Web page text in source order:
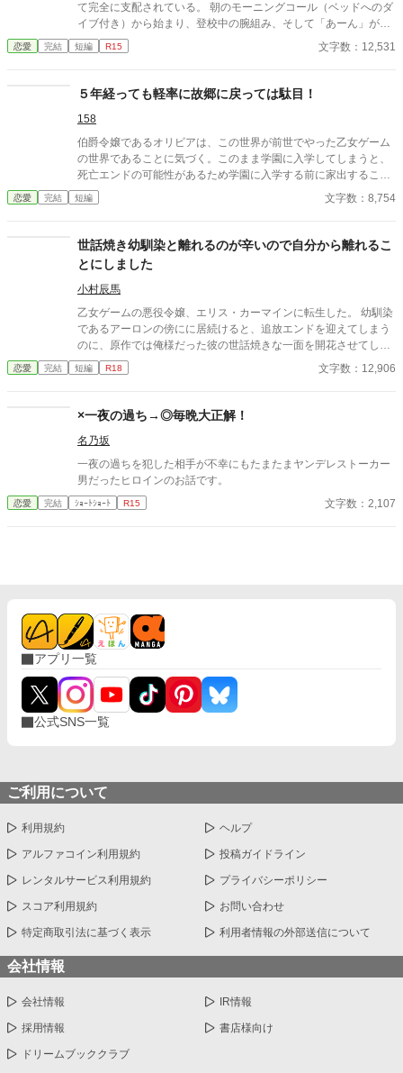
て完全に支配されている。 朝のモーニングコール（ベッドへのダ
イブ付き）から始まり、登校中の腕組み、そして「あーん」が義
務付けられた手作り弁当。誰もが羨むラブラブっぷりだが、悠太
はこれを「家族愛」だと頑なに誤解（無視）している。 「ゆーた
の一途。周囲の冷やかしや、葵を狙う男子生徒のプレッシャーが
る。 この溺愛っぷり、いつまで「家族」で通せるのか？ 甘すぎる
日常が、悠太の鈍感な理性を溶かし尽くす――最初からクライマ
ックスの、超高濃度イチャイチャ・ラブコメ、開幕！
恋愛 完結 短編 R15 文字数：12,531
５年経っても軽率に故郷に戻っては駄目！
158
伯爵令嬢であるオリビアは、この世界が前世でやった乙女ゲーム
の世界であることに気づく。このまま学園に入学してしまうと、
死亡エンドの可能性があるため学園に入学する前に家出すること
にした。婚約者もさらっとスルーして、早や５年。結局誰ルート
を主人公は選んだのかしらと軽率にも故郷に舞い戻ってしま
恋愛 完結 短編 文字数：8,754
世話焼き幼馴染と離れるのが辛いので自分から離れるこ
とにしました
小村辰馬
乙女ゲームの悪役令嬢、エリス・カーマインに転生した。 幼馴染
であるアーロンの傍にに居続けると、追放エンドを迎えてしまう
のに、原作では俺様だった彼の世話焼きな一面を開花させてしま
い、居心地の良い彼のそばを離れるのが辛くなってしまう。 なら
ば彼の代わりに男友達を作ろうと画策するがーー
恋愛 完結 短編 R18 文字数：12,906
×一夜の過ち→◎毎晩大正解！
名乃坂
一夜の過ちを犯した相手が不幸にもたまたまヤンデレストーカー
男だったヒロインのお話です。
恋愛 完結 ｼｮｰﾄｼｮｰﾄ R15 文字数：2,107
アプリ一覧
公式SNS一覧
ご利用について
利用規約 ヘルプ
アルファコイン利用規約 投稿ガイドライン
レンタルサービス利用規約 プライバシーポリシー
スコア利用規約 お問い合わせ
特定商取引法に基づく表示 利用者情報の外部送信について
会社情報
会社情報 IR情報
採用情報 書店様向け
ドリームブッククラブ